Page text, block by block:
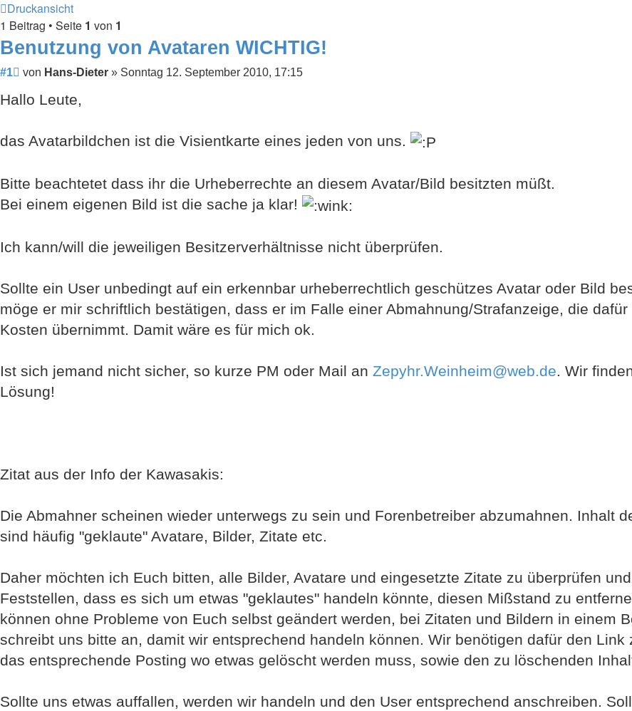
Druckansicht
1 Beitrag • Seite 1 von 1
Benutzung von Avataren WICHTIG!
#1 Beitrag
von Hans-Dieter » Sonntag 12. September 2010, 17:15
Hallo Leute,
das Avatarbildchen ist die Visientkarte eines jeden von uns.
Bitte beachtetet dass ihr die Urheberrechte an diesem Avatar/Bild besitzten müßt.
Bei einem eigenen Bild ist die sache ja klar!
Ich kann/will die jeweiligen Besitzerverhältnisse nicht überprüfen.
Sollte ein User unbedingt auf ein erkennbar urheberrechtlich geschützes Avatar oder Bild
möge er mir schriftlich bestätigen, dass er im Falle einer Abmahnung/Strafanzeige, die
Kosten übernimmt. Damit wäre es für mich ok.
Ist sich jemand nicht sicher, so kurze PM oder Mail an Zepyhr.Weinheim@web.de. Wir
Lösung!
Zitat aus der Info der Kawasakis:
Die Abmahner scheinen wieder unterwegs zu sein und Forenbetreiber abzumahnen. Inhalt
sind häufig "geklaute" Avatare, Bilder, Zitate etc.
Daher möchten ich Euch bitten, alle Bilder, Avatare und eingesetzte Zitate zu überprüfen
Feststellen, dass es sich um etwas "geklautes" handeln könnte, diesen Mißstand zu
können ohne Probleme von Euch selbst geändert werden, bei Zitaten und Bildern in einem
schreibt uns bitte an, damit wir entsprechend handeln können. Wir benötigen dafür den Link
das entsprechende Posting wo etwas gelöscht werden muss, sowie den zu löschenden
Sollte uns etwas auffallen, werden wir handeln und den User entsprechend anschreiben.